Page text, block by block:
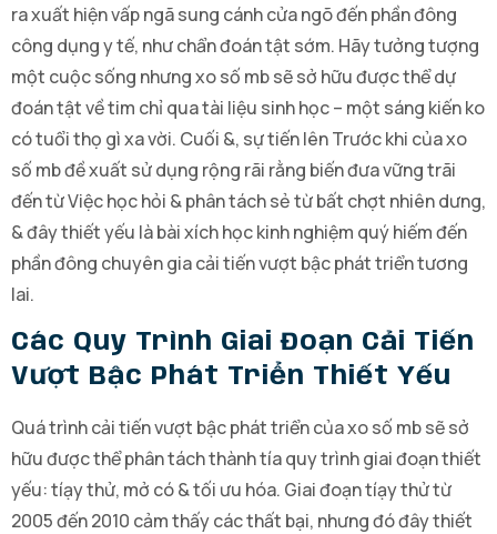
ra xuất hiện vấp ngã sung cánh cửa ngõ đến phần đông
công dụng y tế, như chẩn đoán tật sớm. Hãy tưởng tượng
một cuộc sống nhưng xo số mb sẽ sở hữu được thể dự
đoán tật về tim chỉ qua tài liệu sinh học – một sáng kiến ko
có tuổi thọ gì xa vời. Cuối &, sự tiến lên Trước khi của xo
số mb đề xuất sử dụng rộng rãi rằng biến đưa vững trãi
đến từ Việc học hỏi & phân tách sẻ từ bất chợt nhiên dưng,
& đây thiết yếu là bài xích học kinh nghiệm quý hiếm đến
phần đông chuyên gia cải tiến vượt bậc phát triển tương
lai.
Các Quy Trình Giai Đoạn Cải Tiến
Vượt Bậc Phát Triển Thiết Yếu
Quá trình cải tiến vượt bậc phát triển của xo số mb sẽ sở
hữu được thể phân tách thành tía quy trình giai đoạn thiết
yếu: tíạy thử, mở có & tối ưu hóa. Giai đoạn tíạy thử từ
2005 đến 2010 cảm thấy các thất bại, nhưng đó đây thiết